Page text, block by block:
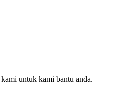
untuk kami bantu anda.